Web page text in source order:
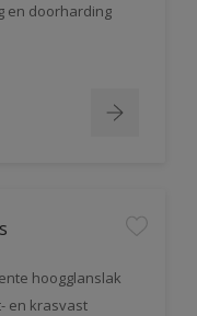
en doorharding
hoogglanslak
en krasvast